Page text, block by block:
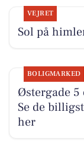
VEJRET
Sol på
BOLIGMARKED
Østergade
Se de
her